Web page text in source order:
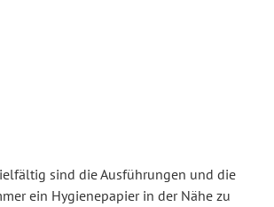
sind die Ausführungen und die
ein Hygienepapier in der Nähe zu